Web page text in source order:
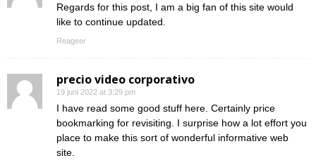
Regards for this post, I am a big fan of this site would
like to continue updated.
Reageer
precio video corporativo
19 juni 2022 at 3:29 pm
I have read some good stuff here. Certainly price
bookmarking for revisiting. I surprise how a lot effort you
place to make this sort of wonderful informative web
site.